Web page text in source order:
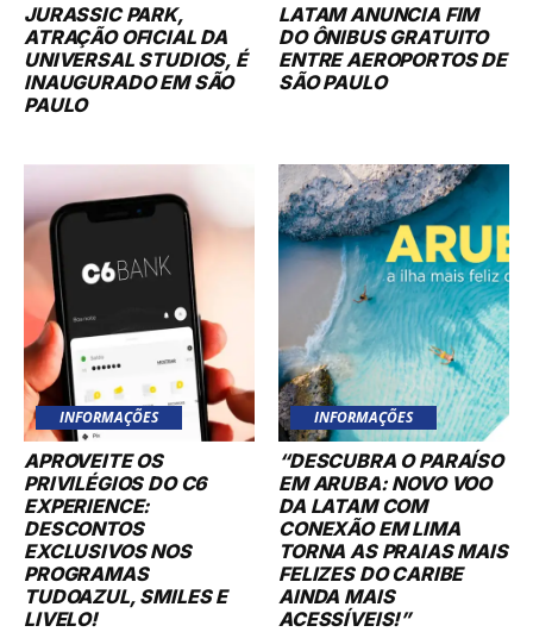
JURASSIC PARK,
ATRAÇÃO OFICIAL DA
UNIVERSAL STUDIOS, É
INAUGURADO EM SÃO
PAULO
LATAM ANUNCIA FIM
DO ÔNIBUS GRATUITO
ENTRE AEROPORTOS DE
SÃO PAULO
INFORMAÇÕES
APROVEITE OS
PRIVILÉGIOS DO C6
EXPERIENCE:
DESCONTOS
EXCLUSIVOS NOS
PROGRAMAS
TUDOAZUL, SMILES E
LIVELO!
INFORMAÇÕES
“DESCUBRA O PARAÍSO
EM ARUBA: NOVO VOO
DA LATAM COM
CONEXÃO EM LIMA
TORNA AS PRAIAS MAIS
FELIZES DO CARIBE
AINDA MAIS
ACESSÍVEIS!”